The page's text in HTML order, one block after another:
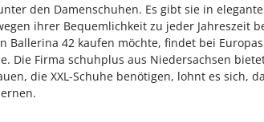
den Damenschuhen. Es gibt sie in
ihrer Bequemlichkeit zu jeder Jahreszeit
Ballerina 42 kaufen möchte, findet bei
Die Firma schuhplus aus Niedersachsen
die XXL-Schuhe benötigen, lohnt es sich,